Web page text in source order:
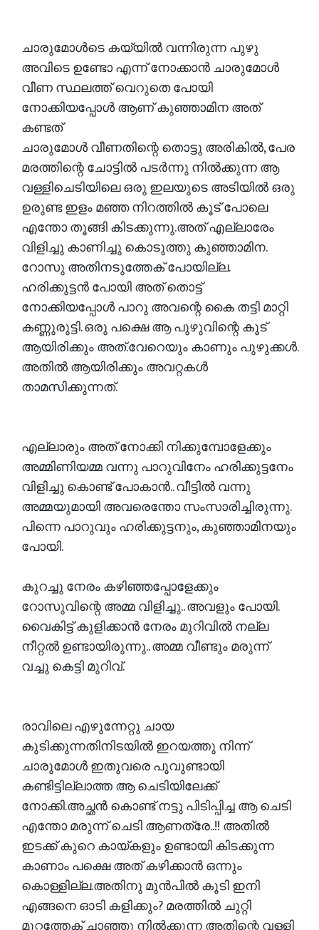
ചാരുമോൾടെ കയ്യിൽ വന്നിരുന്ന പുഴു
അവിടെ ഉണ്ടോ എന്ന് നോക്കാൻ ചാരുമോൾ
വീണ സ്ഥലത്ത് വെറുതെ പോയി
നോക്കിയപ്പോൾ ആണ് കുഞ്ഞാമിന അത്
കണ്ടത്
ചാരുമോൾ വീണതിന്റെ തൊട്ടു അരികിൽ, പേര
മരത്തിന്റെ ചോട്ടിൽ പടർന്നു നിൽക്കുന്ന ആ
വള്ളിചെടിയിലെ ഒരു ഇലയുടെ അടിയിൽ ഒരു
ഉരുണ്ട ഇളം മഞ്ഞ നിറത്തിൽ കൂട് പോലെ
എന്തോ തൂങ്ങി കിടക്കുന്നു.അത് എല്ലാരേം
വിളിച്ചു കാണിച്ചു കൊടുത്തു കുഞ്ഞാമിന.
റോസു അതിനടുത്തേക് പോയില്ല.
ഹരിക്കുട്ടൻ പോയി അത് തൊട്ട്
നോക്കിയപ്പോൾ പാറു അവന്റെ കൈ തട്ടി മാറ്റി
കണ്ണുരുട്ടി. ഒരു പക്ഷെ ആ പുഴുവിന്റെ കൂട്
ആയിരിക്കും അത്.വേറെയും കാണും പുഴുക്കൾ.
അതിൽ ആയിരിക്കും അവറ്റകൾ
താമസിക്കുന്നത്.
എല്ലാരും അത് നോക്കി നിക്കുമ്പോളേക്കും
അമ്മിണിയമ്മ വന്നു പാറുവിനേം ഹരിക്കുട്ടനേം
വിളിച്ചു കൊണ്ട് പോകാൻ.. വീട്ടിൽ വന്നു
അമ്മയുമായി അവരെന്തോ സംസാരിച്ചിരുന്നു.
പിന്നെ പാറുവും ഹരിക്കുട്ടനും, കുഞ്ഞാമിനയും
പോയി.
കുറച്ചു നേരം കഴിഞ്ഞപ്പോളേക്കും
റോസുവിന്റെ അമ്മ വിളിച്ചു.. അവളും പോയി.
വൈകിട്ട് കുളിക്കാൻ നേരം മുറിവിൽ നല്ല
നീറ്റൽ ഉണ്ടായിരുന്നു.. അമ്മ വീണ്ടും മരുന്ന്
വച്ചു കെട്ടി മുറിവ്.
രാവിലെ എഴുന്നേറ്റു ചായ
കുടിക്കുന്നതിനിടയിൽ ഇറയത്തു നിന്ന്
ചാരുമോൾ ഇതുവരെ പൂവുണ്ടായി
കണ്ടിട്ടില്ലാത്ത ആ ചെടിയിലേക്ക്
നോക്കി.അച്ഛൻ കൊണ്ട് നട്ടു പിടിപ്പിച്ച ആ ചെടി
എന്തോ മരുന്ന് ചെടി ആണത്രേ..!! അതിൽ
ഇടക്ക് കുറെ കായ്കളും ഉണ്ടായി കിടക്കുന്ന
കാണാം പക്ഷെ അത് കഴിക്കാൻ ഒന്നും
കൊള്ളില്ല.അതിനു മുൻപിൽ കൂടി ഇനി
എങ്ങനെ ഓടി കളിക്കും? മരത്തിൽ ചുറ്റി